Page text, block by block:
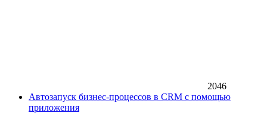
2046
Автозапуск бизнес-процессов в CRM с помощью
приложения